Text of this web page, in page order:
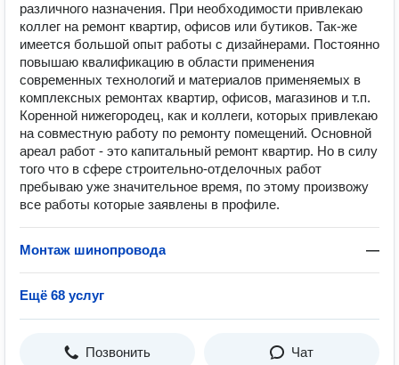
различного назначения. При необходимости привлекаю
коллег на ремонт квартир, офисов или бутиков. Так-же
имеется большой опыт работы с дизайнерами. Постоянно
повышаю квалификацию в области применения
современных технологий и материалов применяемых в
комплексных ремонтах квартир, офисов, магазинов и т.п.
Коренной нижегородец, как и коллеги, которых привлекаю
на совместную работу по ремонту помещений. Основной
ареал работ - это капитальный ремонт квартир. Но в силу
того что в сфере строительно-отделочных работ
пребываю уже значительное время, по этому произвожу
все работы которые заявлены в профиле.
Монтаж шинопровода —
Ещё 68 услуг
Позвонить Чат